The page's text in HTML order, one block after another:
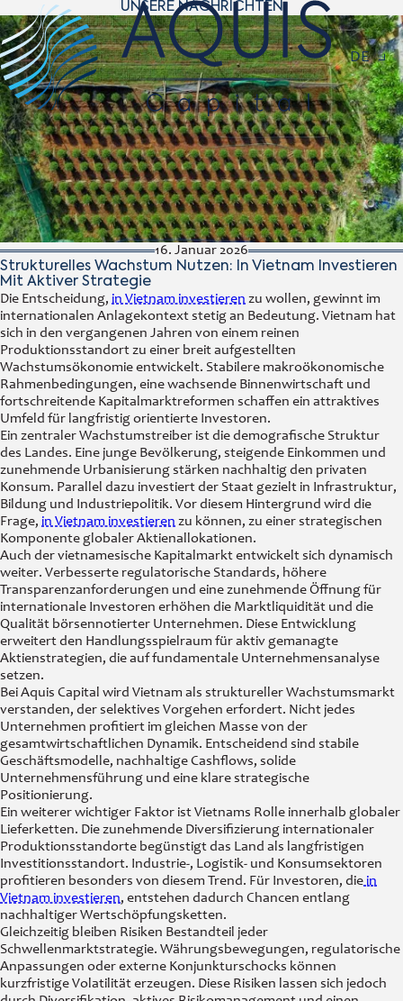
DE
UNSERE NACHRICHTEN
16. Januar 2026
Strukturelles Wachstum Nutzen: In Vietnam Investieren
Mit Aktiver Strategie
Die Entscheidung, in Vietnam investieren zu wollen, gewinnt im
internationalen Anlagekontext stetig an Bedeutung. Vietnam hat
sich in den vergangenen Jahren von einem reinen
Produktionsstandort zu einer breit aufgestellten
Wachstumsökonomie entwickelt. Stabilere makroökonomische
Rahmenbedingungen, eine wachsende Binnenwirtschaft und
fortschreitende Kapitalmarktreformen schaffen ein attraktives
Umfeld für langfristig orientierte Investoren.
Ein zentraler Wachstumstreiber ist die demografische Struktur
des Landes. Eine junge Bevölkerung, steigende Einkommen und
zunehmende Urbanisierung stärken nachhaltig den privaten
Konsum. Parallel dazu investiert der Staat gezielt in Infrastruktur,
Bildung und Industriepolitik. Vor diesem Hintergrund wird die
Frage, in Vietnam investieren zu können, zu einer strategischen
Komponente globaler Aktienallokationen.
Auch der vietnamesische Kapitalmarkt entwickelt sich dynamisch
weiter. Verbesserte regulatorische Standards, höhere
Transparenzanforderungen und eine zunehmende Öffnung für
internationale Investoren erhöhen die Marktliquidität und die
Qualität börsennotierter Unternehmen. Diese Entwicklung
erweitert den Handlungsspielraum für aktiv gemanagte
Aktienstrategien, die auf fundamentale Unternehmensanalyse
setzen.
Bei Aquis Capital wird Vietnam als struktureller Wachstumsmarkt
verstanden, der selektives Vorgehen erfordert. Nicht jedes
Unternehmen profitiert im gleichen Masse von der
gesamtwirtschaftlichen Dynamik. Entscheidend sind stabile
Geschäftsmodelle, nachhaltige Cashflows, solide
Unternehmensführung und eine klare strategische
Positionierung.
Ein weiterer wichtiger Faktor ist Vietnams Rolle innerhalb globaler
Lieferketten. Die zunehmende Diversifizierung internationaler
Produktionsstandorte begünstigt das Land als langfristigen
Investitionsstandort. Industrie-, Logistik- und Konsumsektoren
profitieren besonders von diesem Trend. Für Investoren, die in
Vietnam investieren, entstehen dadurch Chancen entlang
nachhaltiger Wertschöpfungsketten.
Gleichzeitig bleiben Risiken Bestandteil jeder
Schwellenmarktstrategie. Währungsbewegungen, regulatorische
Anpassungen oder externe Konjunkturschocks können
kurzfristige Volatilität erzeugen. Diese Risiken lassen sich jedoch